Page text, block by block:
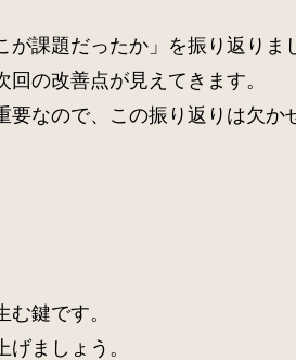
課題だったか」を振り返りま
の改善点が見えてきます。
なので、この振り返りは欠か
鍵です。
ましょう。